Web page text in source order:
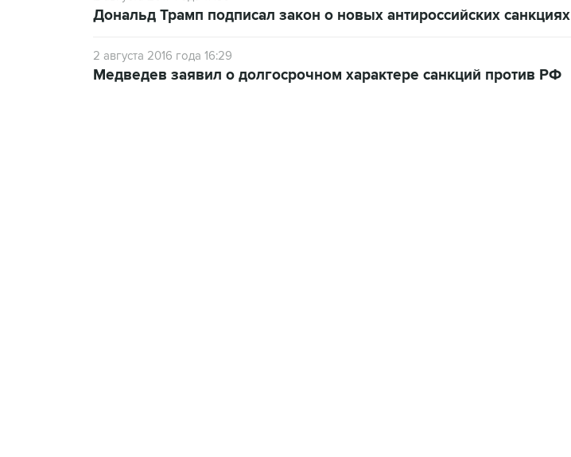
Дональд Трамп подписал закон о новых антироссийских санкциях
2 августа 2016 года 16:29
Медведев заявил о долгосрочном характере санкций против РФ